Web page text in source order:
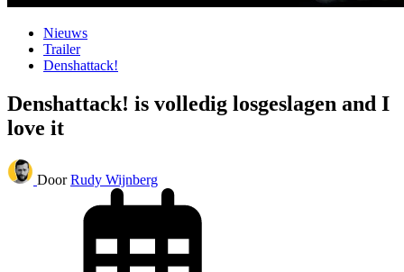
Nieuws
Trailer
Denshattack!
Denshattack! is volledig losgeslagen and I
love it
Door Rudy Wijnberg